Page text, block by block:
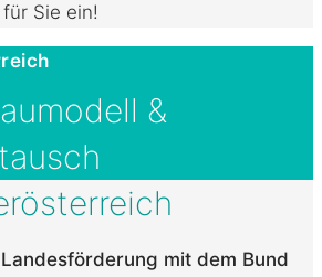
Sie ein!
&
mit dem Bund